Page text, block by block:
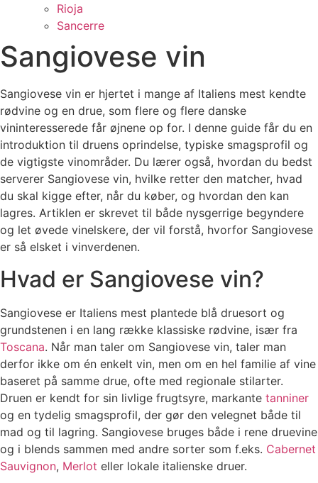
Rioja
Sancerre
Sangiovese vin
Sangiovese vin er hjertet i mange af Italiens mest kendte
rødvine og en drue, som flere og flere danske
vininteresserede får øjnene op for. I denne guide får du en
introduktion til druens oprindelse, typiske smagsprofil og
de vigtigste vinområder. Du lærer også, hvordan du bedst
serverer Sangiovese vin, hvilke retter den matcher, hvad
du skal kigge efter, når du køber, og hvordan den kan
lagres. Artiklen er skrevet til både nysgerrige begyndere
og let øvede vinelskere, der vil forstå, hvorfor Sangiovese
er så elsket i vinverdenen.
Hvad er Sangiovese vin?
Sangiovese er Italiens mest plantede blå druesort og
grundstenen i en lang række klassiske rødvine, især fra
Toscana. Når man taler om Sangiovese vin, taler man
derfor ikke om én enkelt vin, men om en hel familie af vine
baseret på samme drue, ofte med regionale stilarter.
Druen er kendt for sin livlige frugtsyre, markante tanniner
og en tydelig smagsprofil, der gør den velegnet både til
mad og til lagring. Sangiovese bruges både i rene druevine
og i blends sammen med andre sorter som f.eks. Cabernet
Sauvignon, Merlot eller lokale italienske druer.